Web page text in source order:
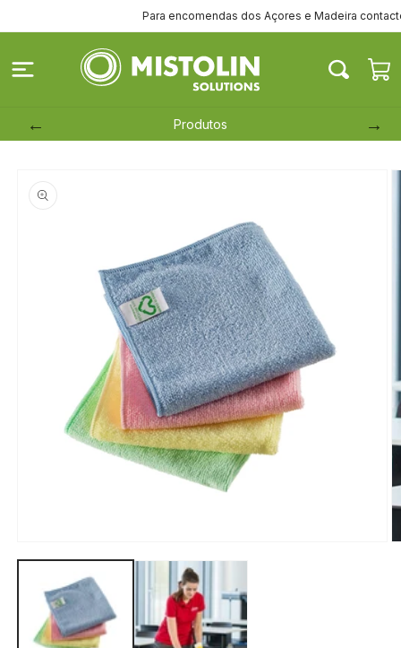
conteúdo
Para encomendas dos Açores e Madeira contacte-
Produtos
informação
conteúdo
modal